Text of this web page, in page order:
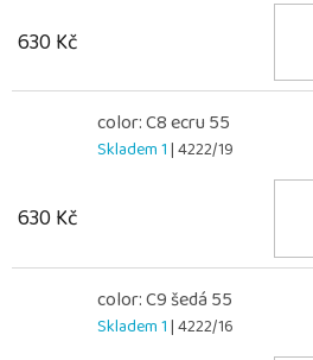
630 Kč
color: C8 ecru 55
Skladem 1| 4222/19
630 Kč
color: C9 šedá 55
Skladem 1| 4222/16